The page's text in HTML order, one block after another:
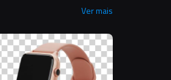
Ver mais
J